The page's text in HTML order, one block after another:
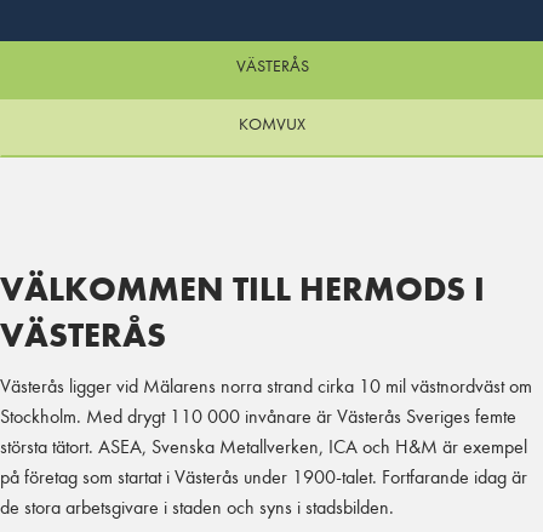
VÄSTERÅS
KOMVUX
VÄLKOMMEN TILL HERMODS I
VÄSTERÅS
Västerås ligger vid Mälarens norra strand cirka 10 mil västnordväst om
Stockholm. Med drygt 110 000 invånare är Västerås Sveriges femte
största tätort. ASEA, Svenska Metallverken, ICA och H&M är exempel
på företag som startat i Västerås under 1900-talet. Fortfarande idag är
de stora arbetsgivare i staden och syns i stadsbilden.